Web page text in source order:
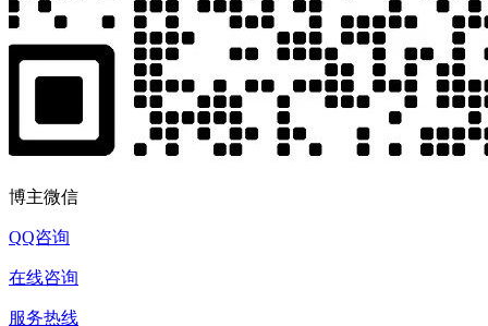
博主微信
QQ咨询
在线咨询
服务热线